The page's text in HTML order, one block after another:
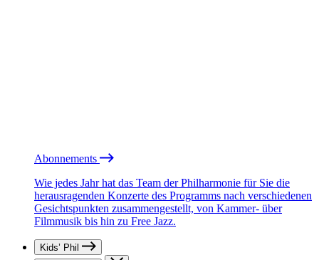
Abonnements
Wie jedes Jahr hat das Team der Philharmonie für Sie die
herausragenden Konzerte des Programms nach verschiedenen
Gesichtspunkten zusammengestellt, von Kammer- über
Filmmusik bis hin zu Free Jazz.
Kids’ Phil